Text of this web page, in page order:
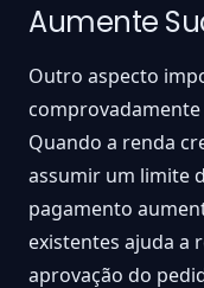
Aumente
Outro aspecto
comprovadamente
Quando a renda
assumir um limite
pagamento
existentes ajuda a
aprovação do